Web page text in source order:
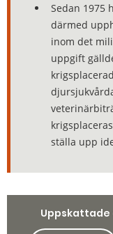
Sedan 1975
därmed
inom det
uppgift
ställa upp
Uppskattade